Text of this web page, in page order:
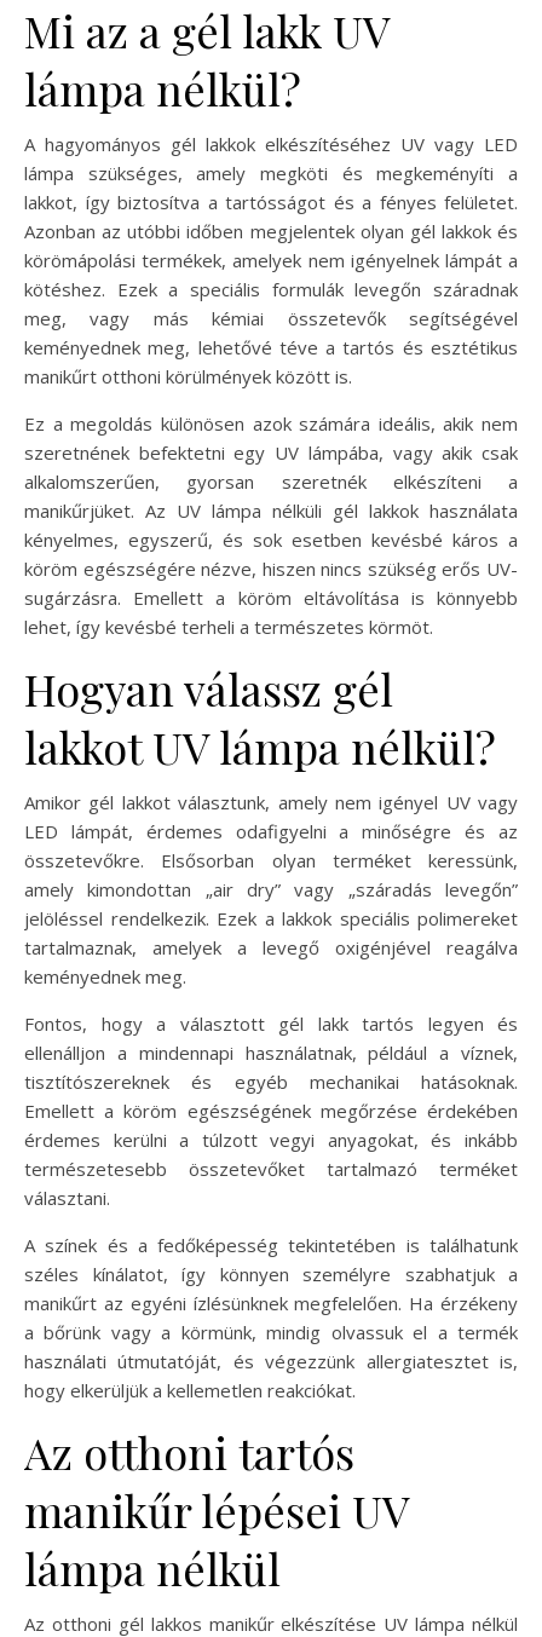
Mi az a gél lakk UV
lámpa nélkül?
A hagyományos gél lakkok elkészítéséhez UV vagy LED
lámpa szükséges, amely megköti és megkeményíti a
lakkot, így biztosítva a tartósságot és a fényes felületet.
Azonban az utóbbi időben megjelentek olyan gél lakkok és
körömápolási termékek, amelyek nem igényelnek lámpát a
kötéshez. Ezek a speciális formulák levegőn száradnak
meg, vagy más kémiai összetevők segítségével
keményednek meg, lehetővé téve a tartós és esztétikus
manikűrt otthoni körülmények között is.
Ez a megoldás különösen azok számára ideális, akik nem
szeretnének befektetni egy UV lámpába, vagy akik csak
alkalomszerűen, gyorsan szeretnék elkészíteni a
manikűrjüket. Az UV lámpa nélküli gél lakkok használata
kényelmes, egyszerű, és sok esetben kevésbé káros a
köröm egészségére nézve, hiszen nincs szükség erős UV-
sugárzásra. Emellett a köröm eltávolítása is könnyebb
lehet, így kevésbé terheli a természetes körmöt.
Hogyan válassz gél
lakkot UV lámpa nélkül?
Amikor gél lakkot választunk, amely nem igényel UV vagy
LED lámpát, érdemes odafigyelni a minőségre és az
összetevőkre. Elsősorban olyan terméket keressünk,
amely kimondottan „air dry” vagy „száradás levegőn”
jelöléssel rendelkezik. Ezek a lakkok speciális polimereket
tartalmaznak, amelyek a levegő oxigénjével reagálva
keményednek meg.
Fontos, hogy a választott gél lakk tartós legyen és
ellenálljon a mindennapi használatnak, például a víznek,
tisztítószereknek és egyéb mechanikai hatásoknak.
Emellett a köröm egészségének megőrzése érdekében
érdemes kerülni a túlzott vegyi anyagokat, és inkább
természetesebb összetevőket tartalmazó terméket
választani.
A színek és a fedőképesség tekintetében is találhatunk
széles kínálatot, így könnyen személyre szabhatjuk a
manikűrt az egyéni ízlésünknek megfelelően. Ha érzékeny
a bőrünk vagy a körmünk, mindig olvassuk el a termék
használati útmutatóját, és végezzünk allergiatesztet is,
hogy elkerüljük a kellemetlen reakciókat.
Az otthoni tartós
manikűr lépései UV
lámpa nélkül
Az otthoni gél lakkos manikűr elkészítése UV lámpa nélkül